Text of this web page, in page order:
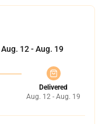
Aug. 12 - Aug. 19
Delivered
Aug. 12 - Aug. 19